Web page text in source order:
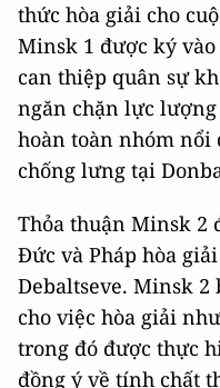
thức hòa giải cho
Minsk 1 được ký vào
can thiệp quân sự
ngăn chặn lực
hoàn toàn nhóm nổi
chống lưng tại
Thỏa thuận Minsk 2
Đức và Pháp hòa
Debaltseve. Minsk
cho việc hòa giải
trong đó được thực
đồng ý về tính chất